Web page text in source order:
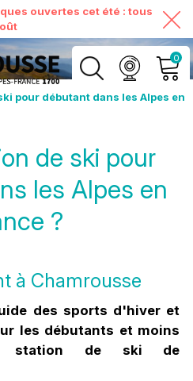
ouvertes cet été : tous
0
MON COMPTE
VOIR MON PANIER
pour débutant dans les Alpes en
de ski pour
les Alpes en
?
à Chamrousse
des sports d'hiver et
les débutants et moins
station de ski de